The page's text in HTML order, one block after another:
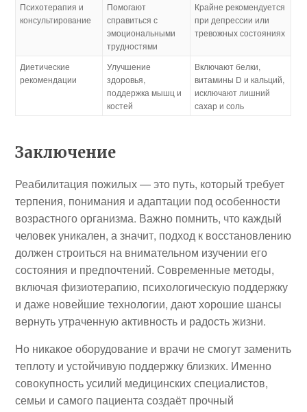
Психотерапия и
консультирование
Помогают
справиться с
эмоциональными
трудностями
Крайне рекомендуется
при депрессии или
тревожных состояниях
Диетические
рекомендации
Улучшение
здоровья,
поддержка мышц и
костей
Включают белки,
витамины D и кальций,
исключают лишний
сахар и соль
Заключение
Реабилитация пожилых — это путь, который требует
терпения, понимания и адаптации под особенности
возрастного организма. Важно помнить, что каждый
человек уникален, а значит, подход к восстановлению
должен строиться на внимательном изучении его
состояния и предпочтений. Современные методы,
включая физиотерапию, психологическую поддержку
и даже новейшие технологии, дают хорошие шансы
вернуть утраченную активность и радость жизни.
Но никакое оборудование и врачи не смогут заменить
теплоту и устойчивую поддержку близких. Именно
совокупность усилий медицинских специалистов,
семьи и самого пациента создаёт прочный